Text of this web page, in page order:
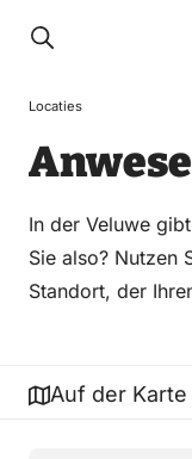
Locaties
In der Veluwe
Sie also? Nutzen
Standort, der
Auf der Karte